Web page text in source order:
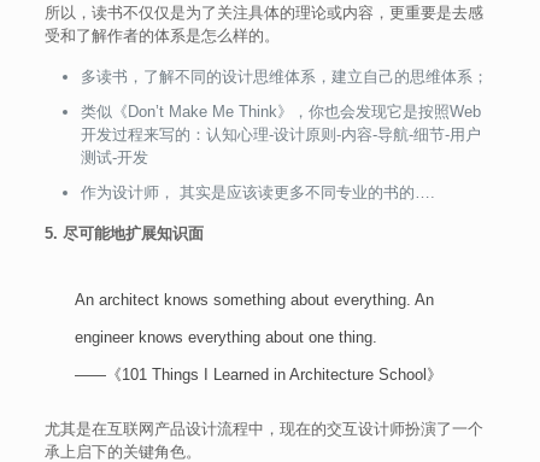
所以，读书不仅仅是为了关注具体的理论或内容，更重要是去感
受和了解作者的体系是怎么样的。
多读书，了解不同的设计思维体系，建立自己的思维体系；
类似《Don’t Make Me Think》，你也会发现它是按照Web
开发过程来写的：认知心理-设计原则-内容-导航-细节-用户
测试-开发
作为设计师， 其实是应该读更多不同专业的书的….
5. 尽可能地扩展知识面
An architect knows something about everything. An
engineer knows everything about one thing.
——《101 Things I Learned in Architecture School》
尤其是在互联网产品设计流程中，现在的交互设计师扮演了一个
承上启下的关键角色。